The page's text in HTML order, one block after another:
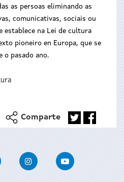
as persoas eliminando as
comunicativas, sociais ou
na Lei de cultura
pioneiro en Europa, que se
o pasado ano.
Comparte
Twitter InstagramYoutube